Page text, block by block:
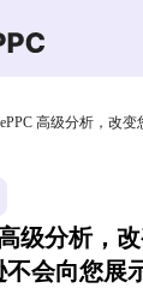
高级分析，改
级分析，
会向您展